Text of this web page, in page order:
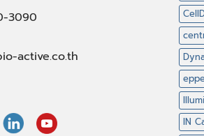
3090
active.co.th
IN